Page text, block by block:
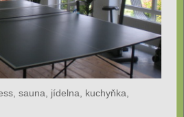
sauna, jídelna, kuchyňka,